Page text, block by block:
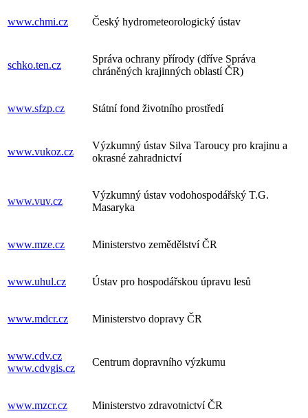
www.chmi.cz Český hydrometeorologický ústav
schko.ten.cz
Správa ochrany přírody (dříve Správa
chráněných krajinných oblastí ČR)
www.sfzp.cz Státní fond životního prostředí
www.vukoz.cz
Výzkumný ústav Silva Taroucy pro krajinu a
okrasné zahradnictví
www.vuv.cz
Výzkumný ústav vodohospodářský T.G.
Masaryka
www.mze.cz Ministerstvo zemědělství ČR
www.uhul.cz Ústav pro hospodářskou úpravu lesů
www.mdcr.cz Ministerstvo dopravy ČR
www.cdv.cz
www.cdvgis.cz
Centrum dopravního výzkumu
www.mzcr.cz Ministerstvo zdravotnictví ČR